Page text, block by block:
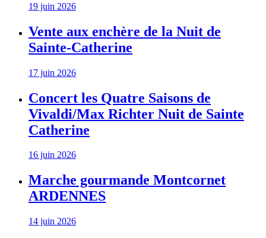
19 juin 2026
Vente aux enchère de la Nuit de
Sainte-Catherine
17 juin 2026
Concert les Quatre Saisons de
Vivaldi/Max Richter Nuit de Sainte
Catherine
16 juin 2026
Marche gourmande Montcornet
ARDENNES
14 juin 2026